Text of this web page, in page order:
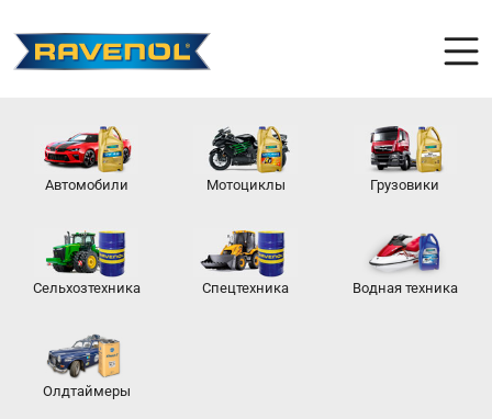
Автомобили Мотоциклы Грузовики
Сельхозтехника Спецтехника Водная техника
Олдтаймеры